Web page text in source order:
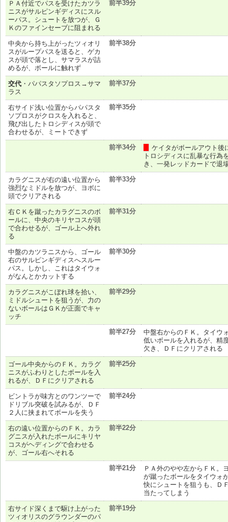
ＰＡ付近でパスを受けたカツラ
ニスがサルピンギディスにスル
ーパス。シュートを放つが、Ｇ
Ｋのファインセーブに阻まれる
前半39分
中央から持ち上がったツィオリ
スがループパスを送ると、ゲカ
スが頭で落とし、サマラスが詰
めるが、ボールに触れず
前半38分
交代 ・パパスタソプロス→サマ
ラス
前半37分
右サイド浅い位置からパパスタ
ソプロスがクロスを入れると、
飛び出したトロシディスが頭で
合わせるが、ミートできず
前半35分
前半34分
ケイタがボールアウト後
トロシディスに乱暴な行為
き、一発レッドカードで退
カラグニスが右の遠い位置から
強烈なミドルを放つが、ヨボに
頭でクリアされる
前半33分
右ＣＫを蹴ったカラグニスのボ
ールに、中央のキリヤコスが頭
で合わせるが、ゴール上へ外れ
る
前半31分
中盤のカツラニスから、ゴール
右のサルピンギディスへスルー
パス。しかし、これはタイウォ
がなんとかカットする
前半30分
カラグニスがこぼれ球を拾い、
ミドルシュートを狙うが、力の
ないボールはＧＫが正面でキャ
ッチ
前半29分
前半27分
中盤右からのＦＫ。タイウ
低いボールを入れるが、精
欠き、ＤＦにクリアされる
ゴール中央からのＦＫ。カラグ
ニスがふわりとしたボールを入
れるが、ＤＦにクリアされる
前半25分
ビントラが味方とのワンツーで
ドリブル突破を試みるが、ＤＦ
２人に挟まれてボールを失う
前半24分
右の遠い位置からのＦＫ。カラ
グニスが入れたボールにキリヤ
コスがヘディングで合わせる
が、ゴール右へそれる
前半22分
前半21分
ＰＡ外のやや左からＦＫ。
が蹴ったボールをタイウォ
快にシュートを狙うも、Ｄ
当たってしまう
右サイド深くまで駆け上がった
ツィオリスのグラウンダーのパ
前半19分